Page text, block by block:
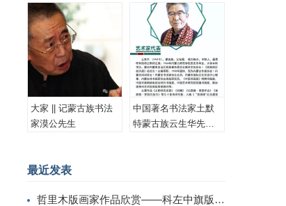
大家 || 记蒙古族书法
家漠公先生
中国著名书法家土默
特蒙古族云生华先生
最近发表
哲里木版画家作品欣赏——科左中旗版画家李忠斌作品赏析